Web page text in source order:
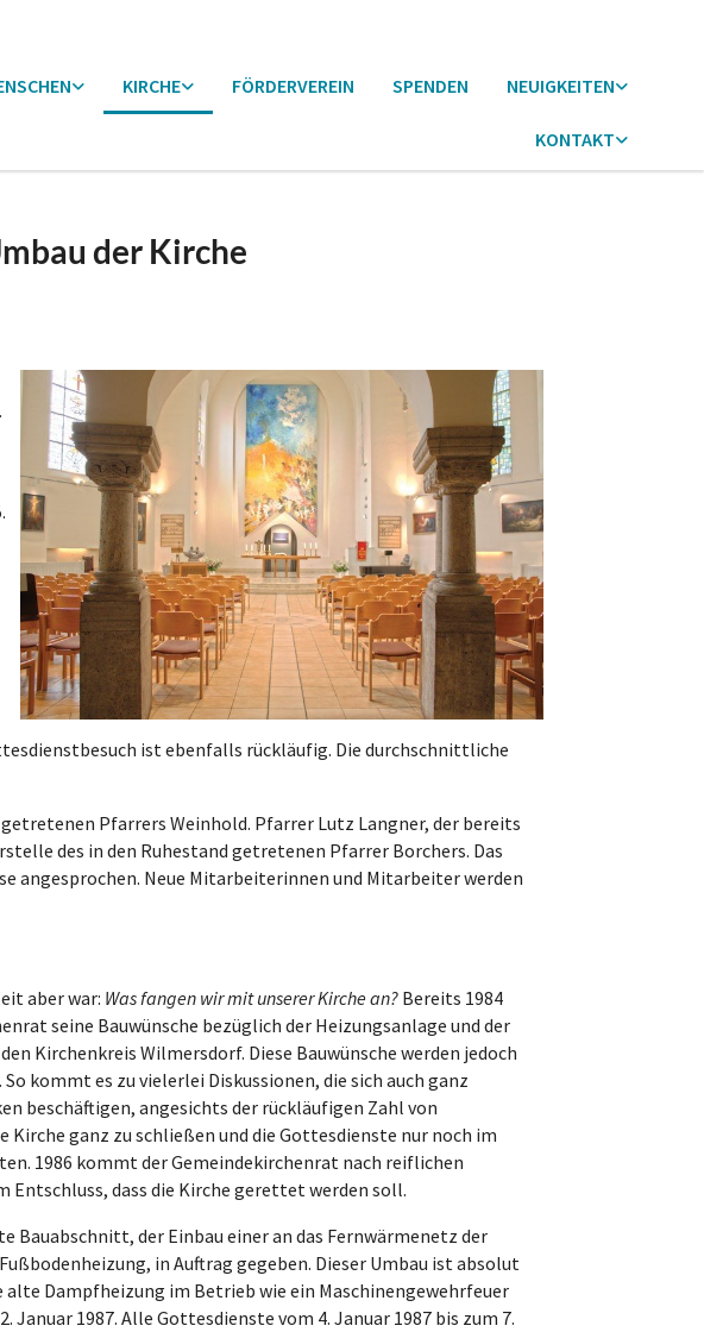
KIRCHE FÖRDERVEREIN SPENDEN NEUIGKEITEN
KONTAKT
der Kirche
ist ebenfalls rückläufig. Die durchschnittliche
Pfarrers Weinhold. Pfarrer Lutz Langner, der bereits
des in den Ruhestand getretenen Pfarrer Borchers. Das
angesprochen. Neue Mitarbeiterinnen und Mitarbeiter werden
aber war: Was fangen wir mit unserer Kirche an?Bereits 1984
seine Bauwünsche bezüglich der Heizungsanlage und der
Kirchenkreis Wilmersdorf. Diese Bauwünsche werden jedoch
kommt es zu vielerlei Diskussionen, die sich auch ganz
beschäftigen, angesichts der rückläufigen Zahl von
Kirche ganz zu schließen und die Gottesdienste nur noch im
1986 kommt der Gemeindekirchenrat nach reiflichen
Entschluss, dass die Kirche gerettet werden soll.
Bauabschnitt, der Einbau einer an das Fernwärmenetz der
in Auftrag gegeben. Dieser Umbau ist absolut
alte Dampfheizung im Betrieb wie ein Maschinengewehrfeuer
Januar 1987. Alle Gottesdienste vom 4. Januar 1987 bis zum 7.